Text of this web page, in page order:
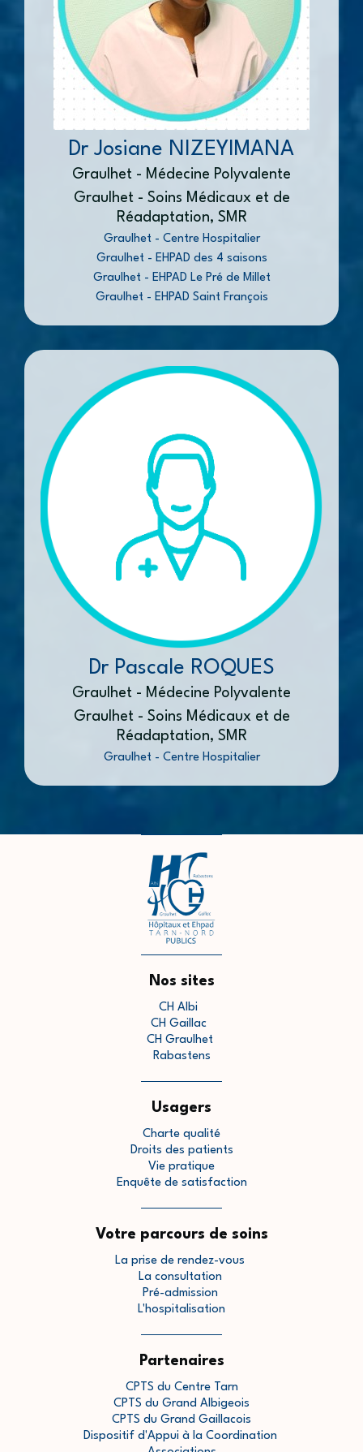
Dr Josiane NIZEYIMANA
Graulhet - Médecine Polyvalente
Graulhet - Soins Médicaux et de
Réadaptation, SMR
Graulhet - Centre Hospitalier
Graulhet - EHPAD des 4 saisons
Graulhet - EHPAD Le Pré de Millet
Graulhet - EHPAD Saint François
Dr Pascale ROQUES
Graulhet - Médecine Polyvalente
Graulhet - Soins Médicaux et de
Réadaptation, SMR
Graulhet - Centre Hospitalier
Nos sites
CH Albi
CH Gaillac
CH Graulhet
Rabastens
Usagers
Charte qualité
Droits des patients
Vie pratique
Enquête de satisfaction
Votre parcours de soins
La prise de rendez-vous
La consultation
Pré-admission
L'hospitalisation
Partenaires
CPTS du Centre Tarn
CPTS du Grand Albigeois
CPTS du Grand Gaillacois
Dispositif d'Appui à la Coordination